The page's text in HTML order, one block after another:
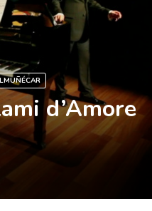
d’Amore